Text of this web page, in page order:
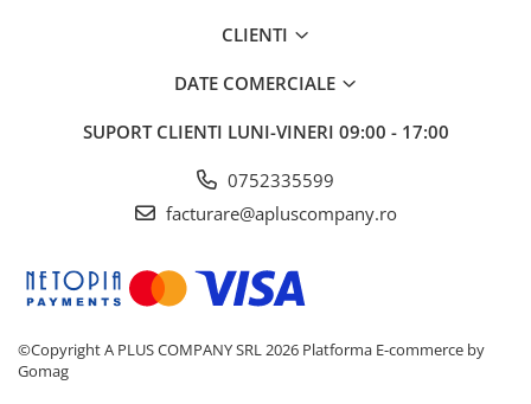
CLIENTI
DATE COMERCIALE
SUPORT CLIENTI LUNI-VINERI 09:00 - 17:00
0752335599
facturare@apluscompany.ro
©Copyright A PLUS COMPANY SRL 2026 Platforma E-commerce by
Gomag